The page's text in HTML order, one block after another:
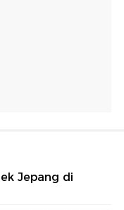
Jepang di